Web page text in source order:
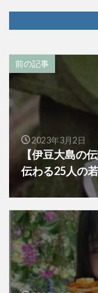
前の記事
2023年3月2日
【伊豆大島の
伝わる25人の